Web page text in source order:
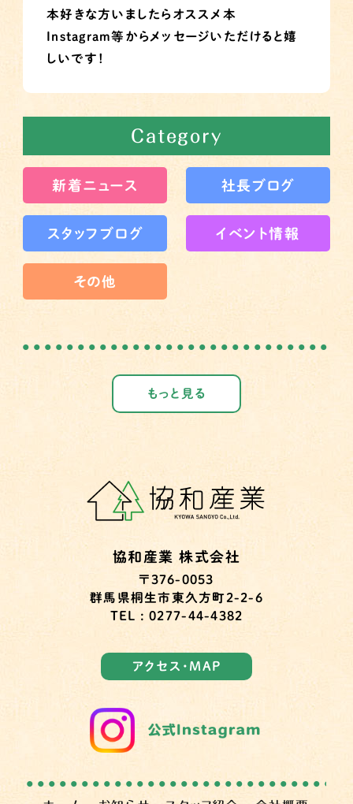
本好きな方いましたらオススメ本
Instagram等からメッセージいただけると嬉
しいです！
Category
新着ニュース 社長ブログ
スタッフブログ イベント情報
その他
もっと見る
協和産業 株式会社
〒376-0053
群馬県桐生市東久方町2-2-6
TEL : 0277-44-4382
アクセス・MAP